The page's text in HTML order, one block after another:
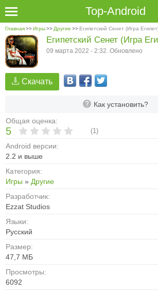
Top-Android
Главная>>Игры>> Другие >> Египетский Сенет (Игра
Скачать
Как установить?
Общая оценка:
5 (1)
Android версии:
2.2 и выше
Категория:
Игры » Другие
Разработчик:
Ezzat Studios
Языки:
Русский
Размер:
47,7 МБ
Просмотры:
6092
Египетский Сенет (Игра
09 марта 2022 - 2:32. Обновлено